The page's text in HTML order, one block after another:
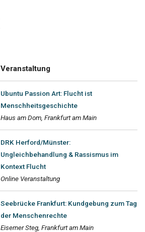
Veranstaltung
Ubuntu Passion Art: Flucht ist
Menschheitsgeschichte
Haus am Dom, Frankfurt am Main
DRK Herford/Münster:
Ungleichbehandlung & Rassismus im
Kontext Flucht
Online Veranstaltung
Seebrücke Frankfurt: Kundgebung zum Tag
der Menschenrechte
Eiserner Steg, Frankfurt am Main